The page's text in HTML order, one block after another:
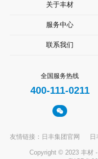
关于丰材
服务中心
联系我们
全国服务热线
400-111-0211
友情链接： 日丰集团官网 日
Copyright © 2023 丰材